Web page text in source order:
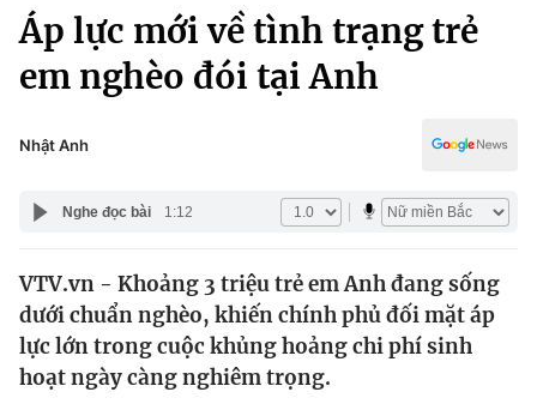
Chuyên mục
Chính trị
Pháp luật
Thế giới
Tin tức
Kinh tế
Thể thao
Truyền hình
Y tế
Công nghệ
Áp lực mới về tình trạng trẻ
em nghèo đói tại Anh
Nhật Anh
Nghe đọc bài 1:12
VTV.vn - Khoảng 3 triệu trẻ em Anh đang sống
dưới chuẩn nghèo, khiến chính phủ đối mặt áp
lực lớn trong cuộc khủng hoảng chi phí sinh
hoạt ngày càng nghiêm trọng.